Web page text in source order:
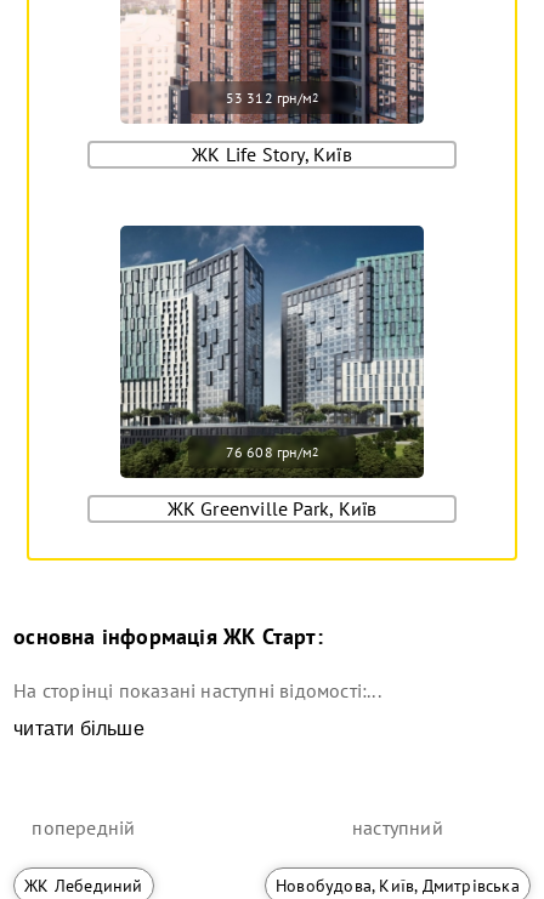
53 312 грн/м2
ЖК Life Story, Київ
76 608 грн/м2
ЖК Greenville Park, Київ
основна інформаціяЖК Старт:
На сторінці показані наступні відомості:...
читати більше
попередній
ЖК Лебединий
наступний
Новобудова, Київ, Дмитрівська